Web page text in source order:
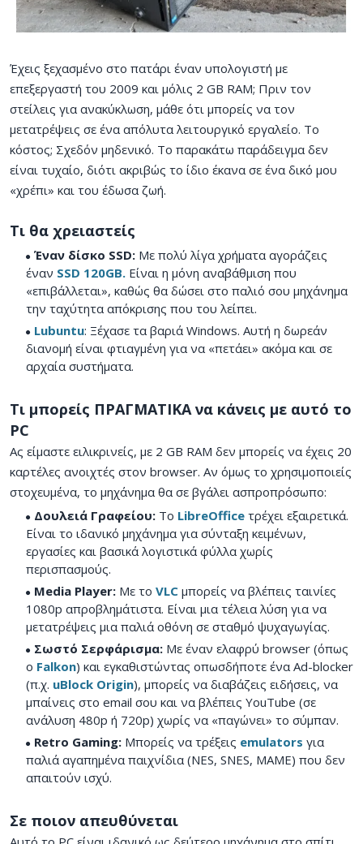
Έχεις ξεχασμένο στο πατάρι έναν υπολογιστή με
επεξεργαστή του 2009 και μόλις 2 GB RAM; Πριν τον
στείλεις για ανακύκλωση, μάθε ότι μπορείς να τον
μετατρέψεις σε ένα απόλυτα λειτουργικό εργαλείο. Το
κόστος; Σχεδόν μηδενικό. Το παρακάτω παράδειγμα δεν
είναι τυχαίο, διότι ακριβώς το ίδιο έκανα σε ένα δικό μου
«χρέπι» και του έδωσα ζωή.
Τι θα χρειαστείς
Έναν δίσκο SSD: Με πολύ λίγα χρήματα αγοράζεις
έναν SSD 120GB. Είναι η μόνη αναβάθμιση που
«επιβάλλεται», καθώς θα δώσει στο παλιό σου μηχάνημα
την ταχύτητα απόκρισης που του λείπει.
Lubuntu: Ξέχασε τα βαριά Windows. Αυτή η δωρεάν
διανομή είναι φτιαγμένη για να «πετάει» ακόμα και σε
αρχαία συστήματα.
Τι μπορείς ΠΡΑΓΜΑΤΙΚΑ να κάνεις με αυτό το
PC
Ας είμαστε ειλικρινείς, με 2 GB RAM δεν μπορείς να έχεις 20
καρτέλες ανοιχτές στον browser. Αν όμως το χρησιμοποιείς
στοχευμένα, το μηχάνημα θα σε βγάλει ασπροπρόσωπο:
Δουλειά Γραφείου: Το LibreOffice τρέχει εξαιρετικά.
Είναι το ιδανικό μηχάνημα για σύνταξη κειμένων,
εργασίες και βασικά λογιστικά φύλλα χωρίς
περισπασμούς.
Media Player: Με το VLC μπορείς να βλέπεις ταινίες
1080p απροβλημάτιστα. Είναι μια τέλεια λύση για να
μετατρέψεις μια παλιά οθόνη σε σταθμό ψυχαγωγίας.
Σωστό Σερφάρισμα: Με έναν ελαφρύ browser (όπως
ο Falkon) και εγκαθιστώντας οπωσδήποτε ένα Ad-blocker
(π.χ. uBlock Origin), μπορείς να διαβάζεις ειδήσεις, να
μπαίνεις στο email σου και να βλέπεις YouTube (σε
ανάλυση 480p ή 720p) χωρίς να «παγώνει» το σύμπαν.
Retro Gaming: Μπορείς να τρέξεις emulators για
παλιά αγαπημένα παιχνίδια (NES, SNES, MAME) που δεν
απαιτούν ισχύ.
Σε ποιον απευθύνεται